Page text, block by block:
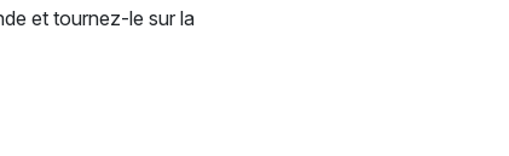
et tournez-le sur la